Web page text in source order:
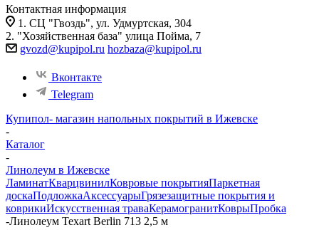
Контактная информация
1. СЦ "Гвоздь", ул. Удмуртская, 304
2. "Хозяйственная база" улица Пойма, 7
gvozd@kupipol.ru hozbaza@kupipol.ru
Вконтакте
Telegram
Купипол- магазин напольных покрытий в Ижевске
-
Каталог
-
Линолеум в Ижевске
ЛаминатКварцвинилКовровые покрытияПаркетная
доскаПодложкаАксессуарыГрязезащитные покрытия и
коврикиИскусственная траваКерамогранитКоврыПробка
-Линолеум Texart Berlin 713 2,5 м